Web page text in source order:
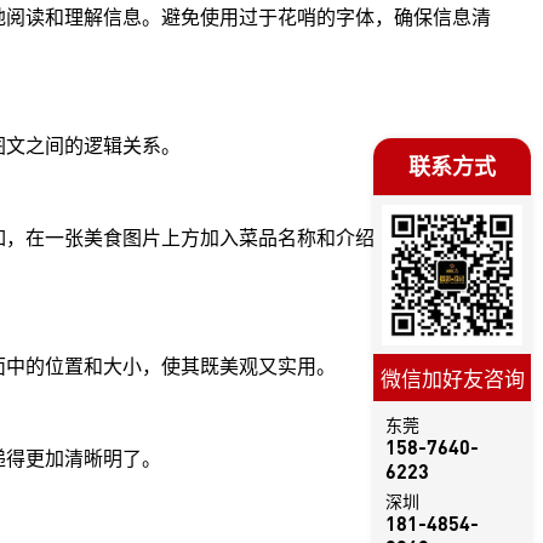
读和理解信息。避免使用过于花哨的字体，确保信息清
之间的逻辑关系。
在一张美食图片上方加入菜品名称和介绍，可以更好地
的位置和大小，使其既美观又实用。
更加清晰明了。
联系方式
微信加好友咨询
东莞
158-7640-
6223
深圳
181-4854-